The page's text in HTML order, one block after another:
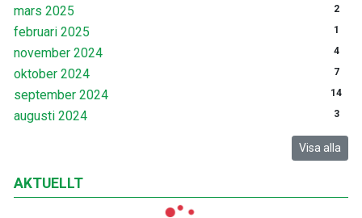
mars 2025 2
februari 2025 1
november 2024 4
oktober 2024 7
september 2024 14
augusti 2024 3
Visa alla
AKTUELLT